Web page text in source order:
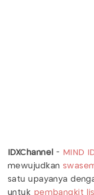
IDXChannel - MIND
mewujudkan
satu upayanya
untuk pembangkit